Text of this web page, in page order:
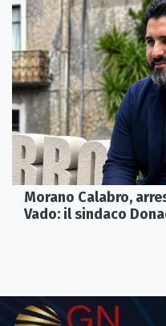
Morano Calabro,
Vado: il sindaco